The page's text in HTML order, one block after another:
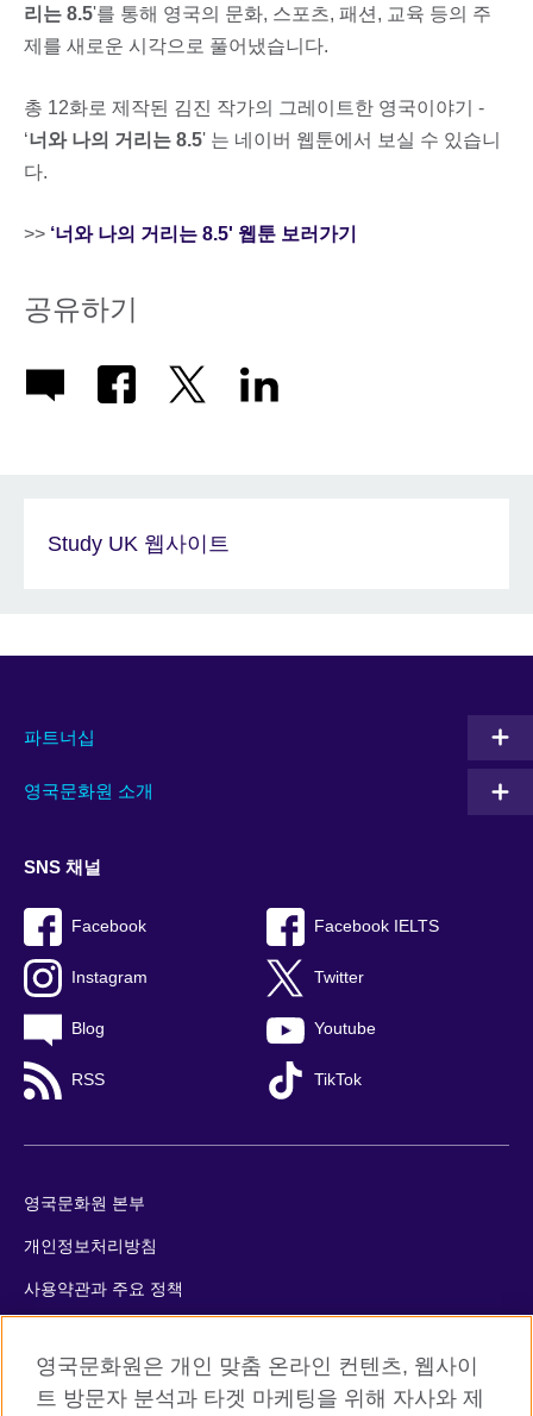
리는 8.5'를 통해 영국의 문화, 스포츠, 패션, 교육 등의 주
제를 새로운 시각으로 풀어냈습니다.
총 12화로 제작된 김진 작가의 그레이트한 영국이야기 -
‘너와 나의 거리는 8.5' 는 네이버 웹툰에서 보실 수 있습니
다.
>> ‘너와 나의 거리는 8.5' 웹툰 보러가기
공유하기
Study UK 웹사이트
파트너십
영국문화원 소개
SNS 채널
Facebook Facebook IELTS
Instagram Twitter
Blog Youtube
RSS TikTok
영국문화원 본부
개인정보처리방침
사용약관과 주요 정책
사이트맵
영국문화원은 개인 맞춤 온라인 컨텐츠, 웹사이
트 방문자 분석과 타겟 마케팅을 위해 자사와 제